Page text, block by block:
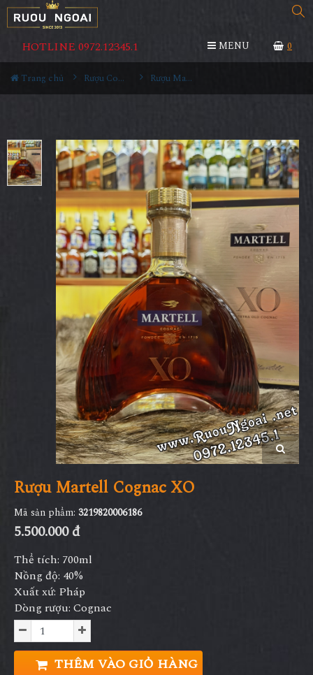
0
HOTLINE 0972.12345.1 MENU
Trang chủ Rượu Cognac Rượu Martell Cognac XO
Rượu Martell Cognac XO
Mã sản phẩm: 3219820006186
5.500.000 đ
Thể tích: 700ml
Nồng độ: 40%
Xuất xứ: Pháp
Dòng rượu: Cognac
THÊM VÀO GIỎ HÀNG